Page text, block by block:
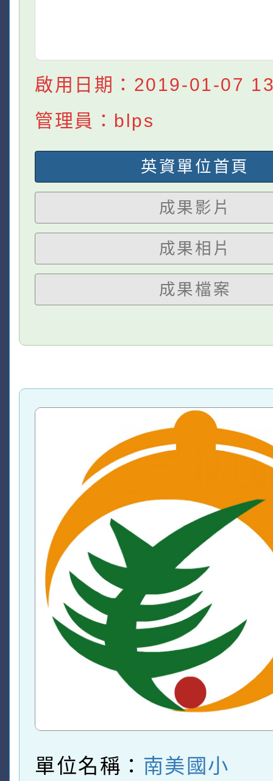
啟用日期：2019-01-07
管理員：blps
英資單位首頁
成果影片
成果相片
成果檔案
單位名稱： 南美國小